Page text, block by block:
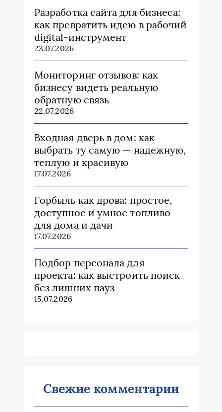
Разработка сайта для бизнеса:
как превратить идею в рабочий
digital-инструмент
23.07.2026
Мониторинг отзывов: как
бизнесу видеть реальную
обратную связь
22.07.2026
Входная дверь в дом: как
выбрать ту самую — надежную,
теплую и красивую
17.07.2026
Горбыль как дрова: простое,
доступное и умное топливо
для дома и дачи
17.07.2026
Подбор персонала для
проекта: как выстроить поиск
без лишних пауз
15.07.2026
Свежие комментарии